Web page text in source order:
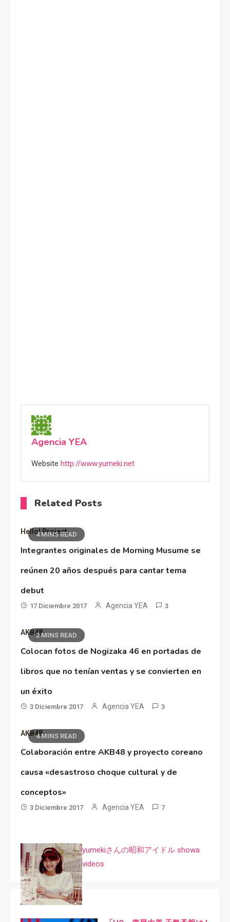
Agencia YEA
Website http://www.yumeki.net
Related Posts
4 MINS READ
Hello! Project
Integrantes originales de Morning Musume se
reúnen 20 años después para cantar tema
debut
17 Diciembre 2017 Agencia YEA 3
2 MINS READ
AKB48
Colocan fotos de Nogizaka 46 en portadas de
libros que no tenían ventas y se convierten en
un éxito
3 Diciembre 2017 Agencia YEA 3
4 MINS READ
AKB48
Colaboración entre AKB48 y proyecto coreano
causa «desastroso choque cultural y de
conceptos»
3 Diciembre 2017 Agencia YEA 7
yumekiさんの昭和アイドル showa
videos